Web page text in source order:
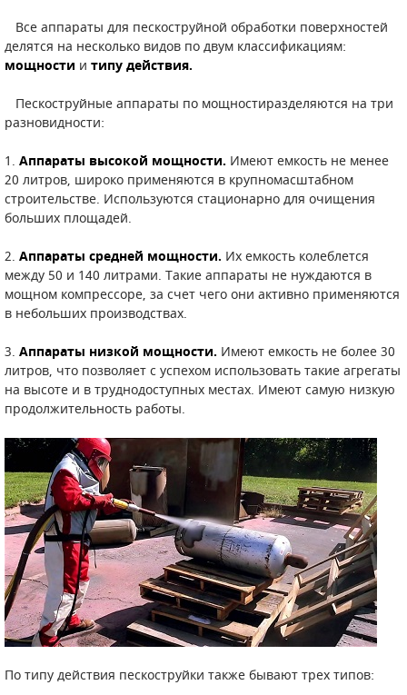
Все аппараты для пескоструйной обработки поверхностей
делятся на несколько видов по двум классификациям:
мощности и типу действия.
Пескоструйные аппараты по мощностиразделяются на три
разновидности:
1. Аппараты высокой мощности. Имеют емкость не менее
20 литров, широко применяются в крупномасштабном
строительстве. Используются стационарно для очищения
больших площадей.
2. Аппараты средней мощности. Их емкость колеблется
между 50 и 140 литрами. Такие аппараты не нуждаются в
мощном компрессоре, за счет чего они активно применяются
в небольших производствах.
3. Аппараты низкой мощности. Имеют емкость не более 30
литров, что позволяет с успехом использовать такие агрегаты
на высоте и в труднодоступных местах. Имеют самую низкую
продолжительность работы.
По типу действия пескоструйки также бывают трех типов:
ДИЗЕЛЬНЫЕ ДВИГАТЕЛИ
ДЕТАЛИ ДВС
МОТОРНОЕ МАСЛО
РАДИАТОРЫ
ПОДШИПНИКИ
ПОРШНЕВЫЕ БЛОКИ
ДЕТАЛИ СПИРАЛЬНЫХ КОМПРЕССОРОВ
ДЕТАЛИ НАСОСНОЙ ЧАСТИ
ДЕТАЛИ ПОГРУЖНЫХ НАСОСОВ
ШЛАНГИ ДЛЯ МОТОПОМП
ДЛЯ ВАКУУМНЫХ НАСОСОВ